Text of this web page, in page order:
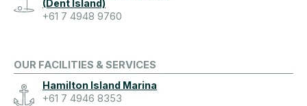
(Dent Island)
+61 7 4948 9760
OUR FACILITIES & SERVICES
Hamilton Island Marina
+61 7 4946 8353